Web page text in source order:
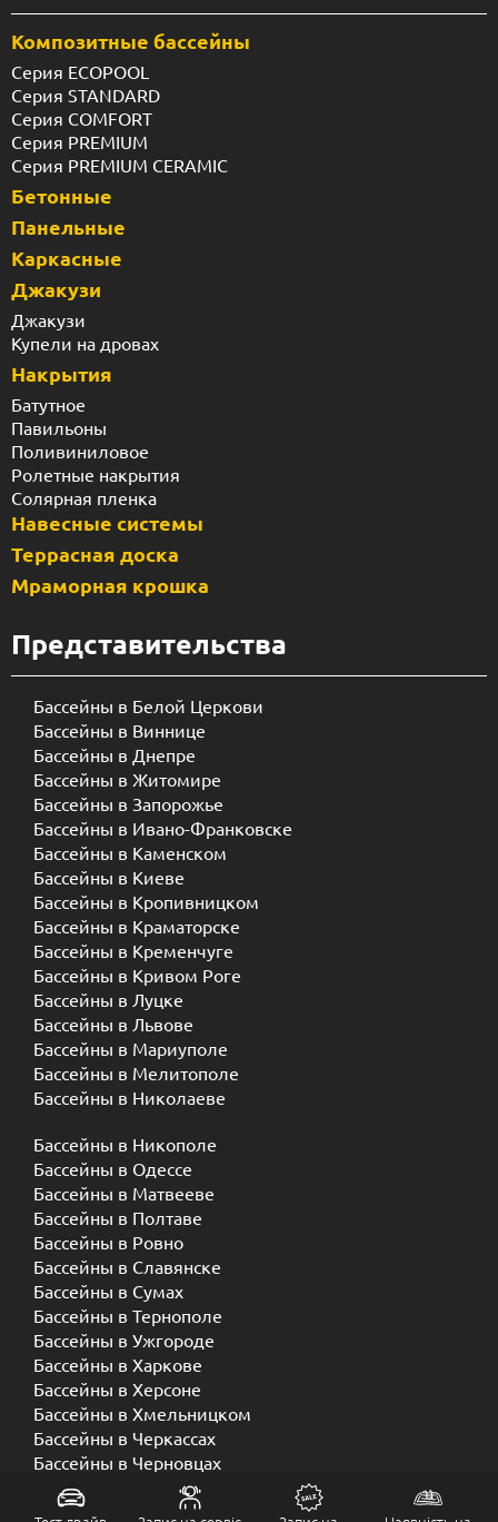
Композитные бассейны
Серия ECOPOOL
Серия STANDARD
Серия COMFORT
Серия PREMIUM
Серия PREMIUM CERAMIC
Бетонные
Панельные
Каркасные
Джакузи
Джакузи
Купели на дровах
Накрытия
Батутное
Павильоны
Поливиниловое
Ролетные накрытия
Солярная пленка
Навесные системы
Террасная доска
Мраморная крошка
Представительства
Бассейны в Белой Церкови
Бассейны в Виннице
Бассейны в Днепре
Бассейны в Житомире
Бассейны в Запорожье
Бассейны в Ивано-Франковске
Бассейны в Каменском
Бассейны в Киеве
Бассейны в Кропивницком
Бассейны в Краматорске
Бассейны в Кременчуге
Бассейны в Кривом Роге
Бассейны в Луцке
Бассейны в Львове
Бассейны в Мариуполе
Бассейны в Мелитополе
Бассейны в Николаеве
Бассейны в Никополе
Бассейны в Одессе
Бассейны в Матвееве
Бассейны в Полтаве
Бассейны в Ровно
Бассейны в Славянске
Бассейны в Сумах
Бассейны в Тернополе
Бассейны в Ужгороде
Бассейны в Харкове
Бассейны в Херсоне
Бассейны в Хмельницком
Бассейны в Черкассах
Бассейны в Черновцах
Бассейны в Чернигове